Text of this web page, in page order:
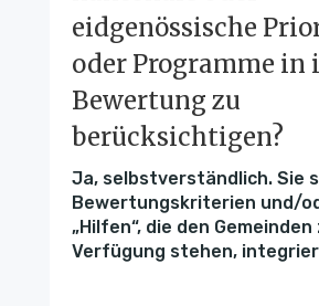
eidgenössische
oder Programme in
Bewertung zu
berücksichtigen?
Ja, selbstverständlich. Sie
Bewertungskriterien und/
„Hilfen“, die den Gemeinden
Verfügung stehen,